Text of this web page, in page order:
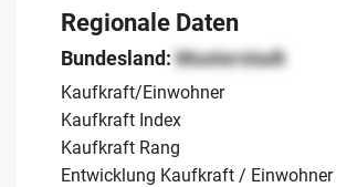
Regionale Daten
Bundesland:Musterstadt
Kaufkraft/Einwohner
Kaufkraft Index
Kaufkraft Rang
Entwicklung Kaufkraft / Einwohner